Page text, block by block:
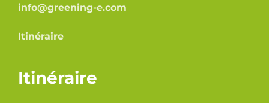
info@greening-e.com
Itinéraire
Itinéraire